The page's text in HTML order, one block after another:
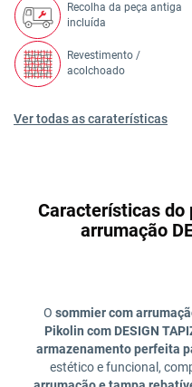
Recolha da peça antiga
incluída
Revestimento /
acolchoado
Ver todas as caraterísticas
Características do
arrumação
O sommier com
Pikolin com DESIGN
armazenamento perfeita
estético e funcional,